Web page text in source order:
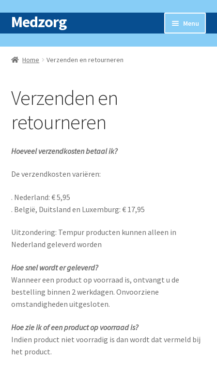
Ga
door
navigatie
Ga
naar
inhoud
Medzorg Menu
Home
Nieuws
Contact
Home Verzenden en retourneren
Verzenden en
retourneren
Hoeveel verzendkosten betaal ik?
De verzendkosten variëren:
. Nederland: € 5,95
. België, Duitsland en Luxemburg: € 17,95
Uitzondering: Tempur producten kunnen alleen in
Nederland geleverd worden
Hoe snel wordt er geleverd?
Wanneer een product op voorraad is, ontvangt u de
bestelling binnen 2 werkdagen. Onvoorziene
omstandigheden uitgesloten.
Hoe zie ik of een product op voorraad is?
Indien product niet voorradig is dan wordt dat vermeld bij
het product.